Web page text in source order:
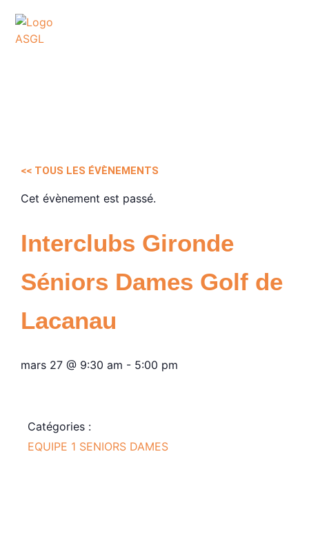
<< TOUS LES ÉVÈNEMENTS
Cet évènement est passé.
Interclubs Gironde
Séniors Dames Golf de
Lacanau
mars 27 @ 9:30 am - 5:00 pm
Catégories :
EQUIPE 1 SENIORS DAMES